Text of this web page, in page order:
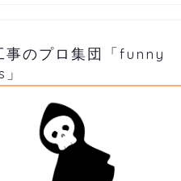
事のプロ集団「funny